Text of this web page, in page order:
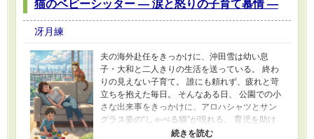
猫のベビーシッター ― 涙と怒りの子育て慕情 ―
冴月練
夫の海外赴任をきっかけに、沖田雪は幼い息
子・大和と二人きりの生活を送っている。 終わ
りの見えない子育て。 誰にも頼れず、疲れと苛
立ちを抱えた毎日。 そんなある日、 公園での小
さな出来事をきっかけに、アロハシャツとサン
グラス姿の“しゃべる猫”が現れる。 育児を助け
てくれるわけでも、悩みを解決してくれるわけ